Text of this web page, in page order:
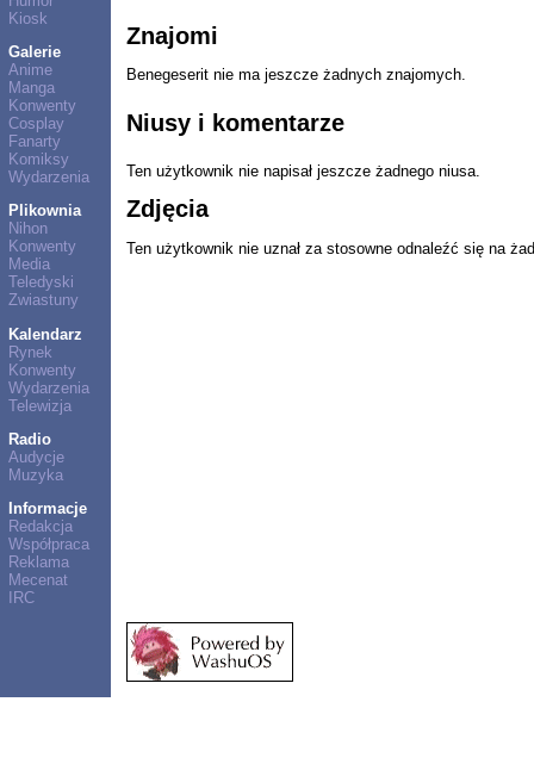
Kiosk
Galerie
Anime
Manga
Konwenty
Cosplay
Fanarty
Komiksy
Wydarzenia
Plikownia
Nihon
Konwenty
Media
Teledyski
Zwiastuny
Kalendarz
Rynek
Konwenty
Wydarzenia
Telewizja
Radio
Audycje
Muzyka
Informacje
Redakcja
Współpraca
Reklama
Mecenat
IRC
Znajomi
Benegeserit nie ma jeszcze żadnych znajomych.
Niusy i komentarze
Ten użytkownik nie napisał jeszcze żadnego niusa.
Zdjęcia
Ten użytkownik nie uznał za stosowne odnaleźć się na